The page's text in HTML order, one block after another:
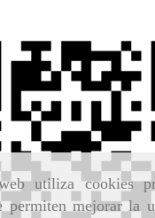
utiliza cookies
permiten mejorar la